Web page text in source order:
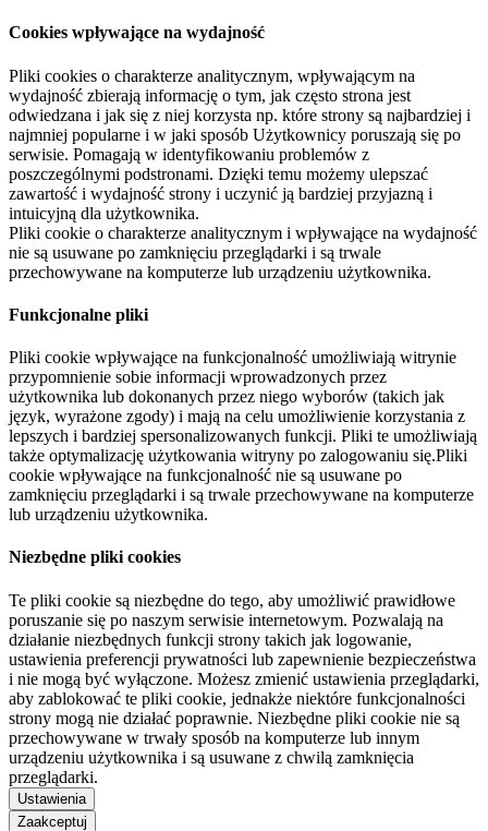
Cookies wpływające na wydajność
Pliki cookies o charakterze analitycznym, wpływającym na
wydajność zbierają informację o tym, jak często strona jest
odwiedzana i jak się z niej korzysta np. które strony są najbardziej i
najmniej popularne i w jaki sposób Użytkownicy poruszają się po
serwisie. Pomagają w identyfikowaniu problemów z
poszczególnymi podstronami. Dzięki temu możemy ulepszać
zawartość i wydajność strony i uczynić ją bardziej przyjazną i
intuicyjną dla użytkownika.
Pliki cookie o charakterze analitycznym i wpływające na wydajność
nie są usuwane po zamknięciu przeglądarki i są trwale
przechowywane na komputerze lub urządzeniu użytkownika.
Funkcjonalne pliki
Pliki cookie wpływające na funkcjonalność umożliwiają witrynie
przypomnienie sobie informacji wprowadzonych przez
użytkownika lub dokonanych przez niego wyborów (takich jak
język, wyrażone zgody) i mają na celu umożliwienie korzystania z
lepszych i bardziej spersonalizowanych funkcji. Pliki te umożliwiają
także optymalizację użytkowania witryny po zalogowaniu się.Pliki
cookie wpływające na funkcjonalność nie są usuwane po
zamknięciu przeglądarki i są trwale przechowywane na komputerze
lub urządzeniu użytkownika.
Niezbędne pliki cookies
Te pliki cookie są niezbędne do tego, aby umożliwić prawidłowe
poruszanie się po naszym serwisie internetowym. Pozwalają na
działanie niezbędnych funkcji strony takich jak logowanie,
ustawienia preferencji prywatności lub zapewnienie bezpieczeństwa
i nie mogą być wyłączone. Możesz zmienić ustawienia przeglądarki,
aby zablokować te pliki cookie, jednakże niektóre funkcjonalności
strony mogą nie działać poprawnie. Niezbędne pliki cookie nie są
przechowywane w trwały sposób na komputerze lub innym
urządzeniu użytkownika i są usuwane z chwilą zamknięcia
przeglądarki.
Ustawienia
Zaakceptuj